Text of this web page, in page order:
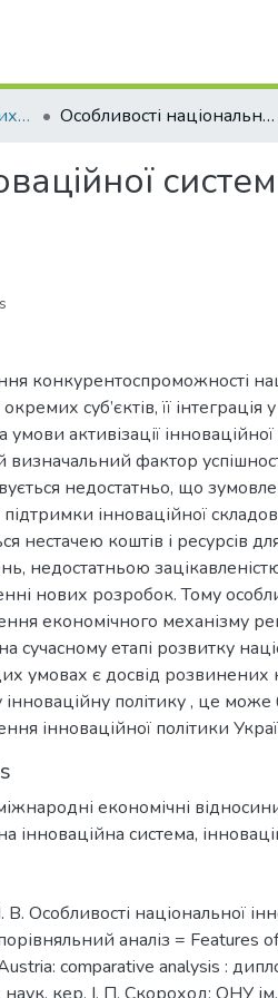
Факультет міжнародних відносин, політології та соціології Особливості національної інноваційної системи Франції та Австрії: порівняльний аналіз
конкурентоспроможності
окремих суб’єктів, її
активізації інноваційної
визначальний фактор
недостатньо, що
інноваційної
нестачею коштів і ресурсів
недостатньою
нових розробок. Тому
економічного механізму
на сучасному етапі розвитку
умовах є досвід розвинених
політику , це
інноваційної політики
економічні
інноваційна система,
Особливості національної
порівняльний аналіз = Features
comparative analysis :